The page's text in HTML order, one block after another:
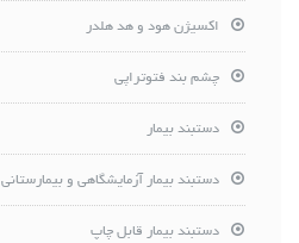
اکسیژن هود و هد هلدر
چشم بند فتوتراپی
دستبند بیمار
دستبند بیمار آزمایشگاهی و بیمارستانی
دستبند بیمار قابل چاپ